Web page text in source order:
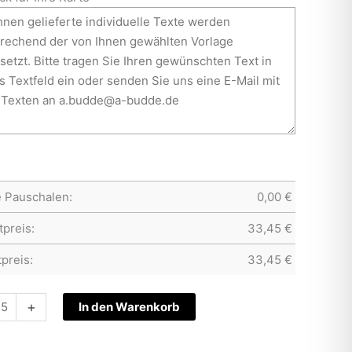
Pauschalen: 0,00 €
33,45 €
33,45 €
+ In den Warenkorb